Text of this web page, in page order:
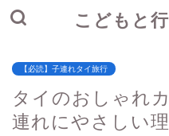
こどもと
【必読】子連れタイ旅行
タイのおしゃれ
連れにやさしい